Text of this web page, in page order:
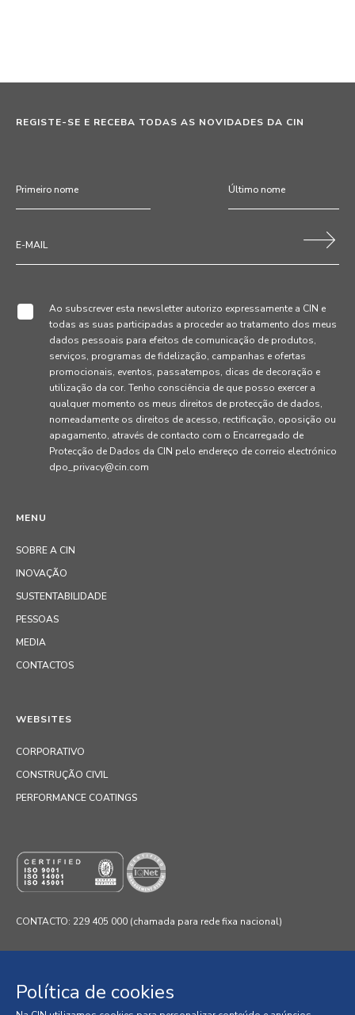
MENU
SOBRE A CIN
INOVAÇÃO
SUSTENTABILIDADE
PESSOAS
MEDIA
CONTACTOS
REGISTE-SE E RECEBA TODAS AS NOVIDADES DA CIN
Ao subscrever esta newsletter autorizo expressamente a CIN e
todas as suas participadas a proceder ao tratamento dos meus
dados pessoais para efeitos de comunicação de produtos,
serviços, programas de fidelização, campanhas e ofertas
promocionais, eventos, passatempos, dicas de decoração e
utilização da cor. Tenho consciência de que posso exercer a
qualquer momento os meus direitos de protecção de dados,
nomeadamente os direitos de acesso, rectificação, oposição ou
apagamento, através de contacto com o Encarregado de
Protecção de Dados da CIN pelo endereço de correio electrónico
dpo_privacy@cin.com
WEBSITES
CORPORATIVO
CONSTRUÇÃO CIVIL
PERFORMANCE COATINGS
CONTACTO: 229 405 000 (chamada para rede fixa nacional)
Política de cookies